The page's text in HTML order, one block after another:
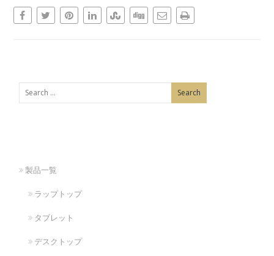
製品一覧
ラップトップ
タブレット
デスクトップ